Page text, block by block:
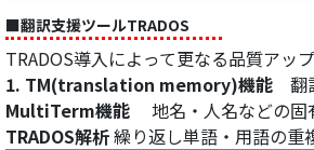
■翻訳支援ツールTRADOS
TRADOS導入によって更なる品質アップ
1. TM(translation memory)機能 翻
MultiTerm機能 地名・人名などの固
TRADOS解析繰り返し単語・用語の重